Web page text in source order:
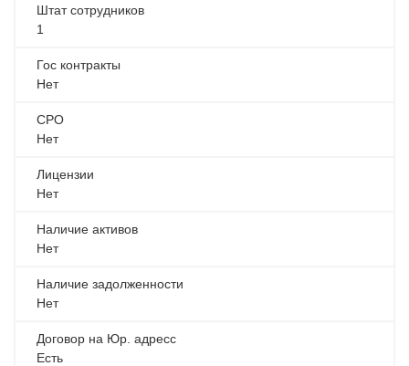
Штат сотрудников
1
Гос контракты
Нет
СРО
Нет
Лицензии
Нет
Наличие активов
Нет
Наличие задолженности
Нет
Договор на Юр. адресс
Есть